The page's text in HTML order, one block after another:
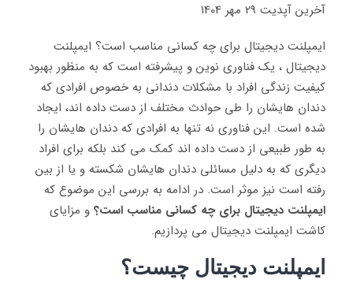
آخرین آپدیت 29 مهر 1404
ایمپلنت دیجیتال برای چه کسانی مناسب است؟ ایمپلنت
دیجیتال ، یک فناوری نوین و پیشرفته است که به منظور بهبود
کیفیت زندگی افراد با مشکلات دندانی به خصوص افرادی که
دندان هایشان را طی حوادث مختلف از دست داده اند، ایجاد
شده است. این فناوری نه تنها به افرادی که دندان هایشان را
به طور طبیعی از دست داده اند کمک می‌ کند بلکه برای افراد
دیگری که به دلیل مسائلی دندان هایشان شکسته و یا از بین
رفته است نیز موثر است. در ادامه به بررسی این موضوع که
ایمپلنت دیجیتال برای چه کسانی مناسب است؟ و مزایای
کاشت ایمپلنت دیجیتال می پردازیم.
ایمپلنت دیجیتال چیست؟